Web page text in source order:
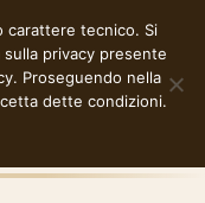
carattere tecnico. Si
privacy presente
. Proseguendo nella
dette condizioni.